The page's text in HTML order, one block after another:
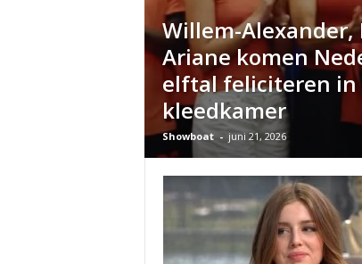
Willem-Alexander,
Ariane komen
elftal feliciteren in
kleedkamer
Showboat - juni 21, 2026